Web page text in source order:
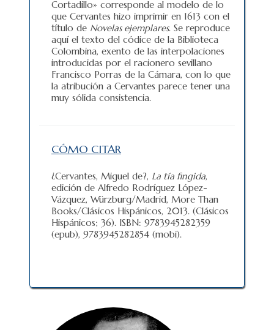
Cortadillo» corresponde al modelo de lo
que Cervantes hizo imprimir en 1613 con el
título de Novelas ejemplares. Se reproduce
aquí el texto del códice de la Biblioteca
Colombina, exento de las interpolaciones
introducidas por el racionero sevillano
Francisco Porras de la Cámara, con lo que
la atribución a Cervantes parece tener una
muy sólida consistencia.
CÓMO CITAR
¿Cervantes, Miguel de?, La tía fingida,
edición de Alfredo Rodríguez López-
Vázquez, Würzburg/Madrid, More Than
Books/Clásicos Hispánicos, 2013. (Clásicos
Hispánicos; 36). ISBN: 9783945282359
(epub), 9783945282854 (mobi).